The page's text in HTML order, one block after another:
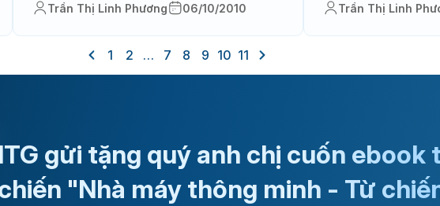
Trần Thị Linh Phương 06/10/2010 Trần Thị Linh
1 2 … 7 8 9 10 11
ITG gửi tặng quý anh chị cuốn ebook
"Nhà máy thông minh - Từ